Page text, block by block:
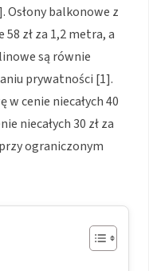
Osłony balkonowe z
zł za 1,2 metra, a
są równie
prywatności [1].
cenie niecałych 40
niecałych 30 zł za
ograniczonym